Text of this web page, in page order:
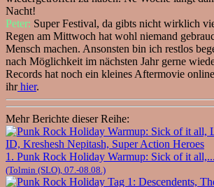
Nacht!
Peter: Super Festival, da gibts nicht wirklich
Regen am Mittwoch hat wohl niemand
Mensch machen. Ansonsten bin ich restlos
nach Möglichkeit im nächsten Jahr gerne
Records hat noch ein kleines Aftermovie
ihrhier.
Mehr Berichte dieser Reihe:
1. Punk Rock Holiday Warmup: Sick of it all,...
(Tolmin (SLO), 07.-08.08.)